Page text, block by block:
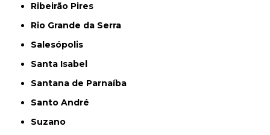
Ribeirão Pires
Rio Grande da Serra
Salesópolis
Santa Isabel
Santana de Parnaíba
Santo André
Suzano